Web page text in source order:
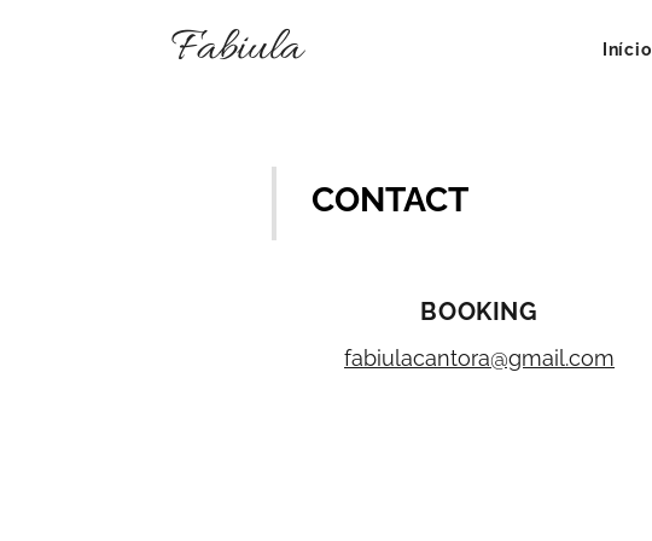
Fabiula Início
CONTACT
BOOKING
fabiulacantora@gmail.com